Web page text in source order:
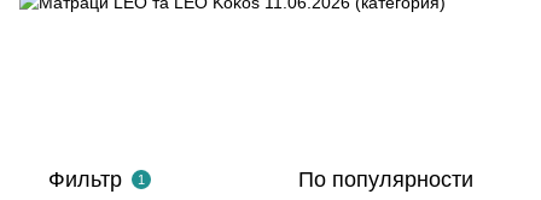
Фильтр 1 По популярности